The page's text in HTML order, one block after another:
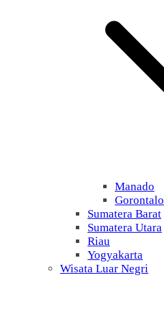
Manado
Gorontalo
Sumatera Barat
Sumatera Utara
Riau
Yogyakarta
Wisata Luar Negri